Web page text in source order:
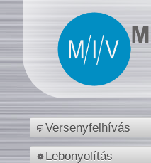
Versenyfelhívás
Lebonyolítás